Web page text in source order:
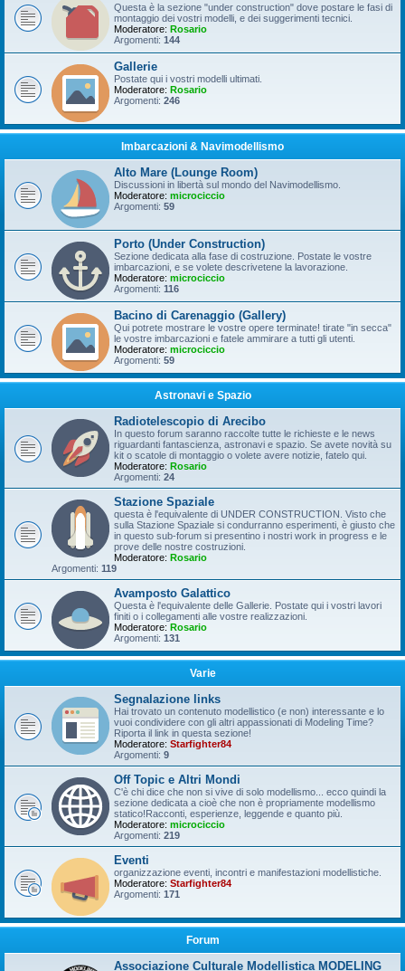
Questa è la sezione "under construction" dove postare le fasi di
montaggio dei vostri modelli, e dei suggerimenti tecnici.
Moderatore: Rosario
Argomenti: 144
Gallerie
Postate qui i vostri modelli ultimati.
Moderatore: Rosario
Argomenti: 246
Imbarcazioni & Navimodellismo
Alto Mare (Lounge Room)
Discussioni in libertà sul mondo del Navimodellismo.
Moderatore: microciccio
Argomenti: 59
Porto (Under Construction)
Sezione dedicata alla fase di costruzione. Postate le vostre
imbarcazioni, e se volete descrivetene la lavorazione.
Moderatore: microciccio
Argomenti: 116
Bacino di Carenaggio (Gallery)
Qui potrete mostrare le vostre opere terminate! tirate "in secca"
le vostre imbarcazioni e fatele ammirare a tutti gli utenti.
Moderatore: microciccio
Argomenti: 59
Astronavi e Spazio
Radiotelescopio di Arecibo
In questo forum saranno raccolte tutte le richieste e le news
riguardanti fantascienza, astronavi e spazio. Se avete novità su
kit o scatole di montaggio o volete avere notizie, fatelo qui.
Moderatore: Rosario
Argomenti: 24
Stazione Spaziale
questa è l'equivalente di UNDER CONSTRUCTION. Visto che
sulla Stazione Spaziale si condurranno esperimenti, è giusto che
in questo sub-forum si presentino i nostri work in progress e le
prove delle nostre costruzioni.
Moderatore: Rosario
Argomenti: 119
Avamposto Galattico
Questa è l'equivalente delle Gallerie. Postate qui i vostri lavori
finiti o i collegamenti alle vostre realizzazioni.
Moderatore: Rosario
Argomenti: 131
Varie
Segnalazione links
Hai trovato un contenuto modellistico (e non) interessante e lo
vuoi condividere con gli altri appassionati di Modeling Time?
Riporta il link in questa sezione!
Moderatore: Starfighter84
Argomenti: 9
Off Topic e Altri Mondi
C'è chi dice che non si vive di solo modellismo... ecco quindi la
sezione dedicata a cioè che non è propriamente modellismo
statico!Racconti, esperienze, leggende e quanto più.
Moderatore: microciccio
Argomenti: 219
Eventi
organizzazione eventi, incontri e manifestazioni modellistiche.
Moderatore: Starfighter84
Argomenti: 171
Forum
Associazione Culturale Modellistica MODELING